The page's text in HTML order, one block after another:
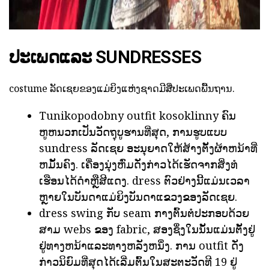
ປະເພດແລະ SUNDRESSES
costume ລັດເຊຍຂອງແມ່ຍິງແຫ່ງຊາດມີສີ່ປະເພດພື້ນຖານ.
Tunikopodobny outfit kosoklinny ຄົນ
ຫູຫນວກເປັນວັດຖຸບູຮານທີ່ສຸດ, ການຮູບແບບ
sundress ລັດເຊຍ ອະນຸຍາດໃຫ້ສ້າງຕັ້ງຜ້າຫນ້າທີ່
ຫມັ້ນຄົງ. ເຄື່ອງນຸ່ງຫົ່ມດັ່ງກ່າວໄດ້ເຮັດຈາກສິ່ງທໍ
ເຮືອນໄດ້ດໍາຫຼືສີແດງ. dress ຕົວຢ່າງນີ້ແມ່ນເວລາ
ຫຼາຍໃນບັນດາແມ່ຍິງບັນດາແຂວງຂອງລັດເຊຍ.
dress swing ກັບ seam ກາງຕົ້ນຕໍປະກອບດ້ວຍ
ສາມ webs ຂອງ fabric, ສອງຊຶ່ງໃນນັ້ນແມ່ນຕັ້ງຢູ່
ຢູ່ທາງຫນ້າແລະທາງຫລັງຫນຶ່ງ. ການ outfit ດັ່ງ
ກ່າວນິຍົມທີ່ສຸດໄດ້ເລີ່ມຕົ້ນໃນສະຕະວັດທີ 19 ຢູ່